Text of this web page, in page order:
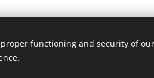
beleid
functioning and security of